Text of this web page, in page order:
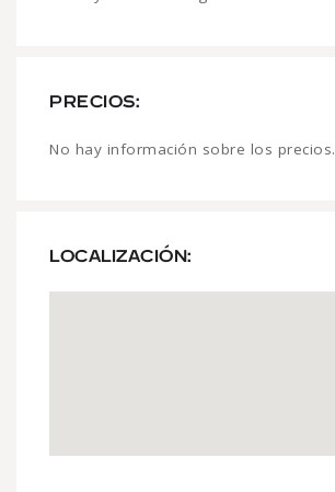
PRECIOS:
No hay información sobre los precios.
LOCALIZACIÓN: